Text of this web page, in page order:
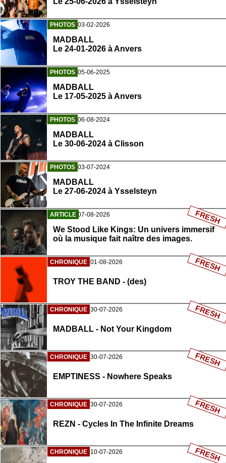
PHOTOS 03-02-2026
MADBALL
Le 24-01-2026 à Anvers
PHOTOS 05-06-2025
MADBALL
Le 17-05-2025 à Anvers
PHOTOS 06-08-2024
MADBALL
Le 30-06-2024 à Clisson
PHOTOS 03-07-2024
MADBALL
Le 27-06-2024 à Ysselsteyn
ARTICLE 07-08-2026
We Stood Like Kings: Un univers immersif
où la musique fait naître des images.
FRESH
CHRONIQUE 01-08-2026
TROY THE BAND - (des)
FRESH
CHRONIQUE 30-07-2026
MADBALL - Not Your Kingdom
FRESH
CHRONIQUE 30-07-2026
EMPTINESS - Nowhere Speaks
FRESH
CHRONIQUE 30-07-2026
REZN - Cycles In The Infinite Dreams
FRESH
CHRONIQUE 10-07-2026 FRESH